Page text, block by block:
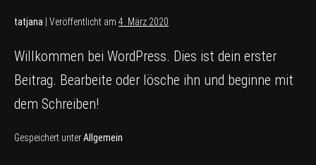
tatjana Veröffentlicht am 4. März 2020
Willkommen bei WordPress. Dies ist dein erster
Beitrag. Bearbeite oder lösche ihn und beginne mit
dem Schreiben!
Gespeichert unterAllgemein